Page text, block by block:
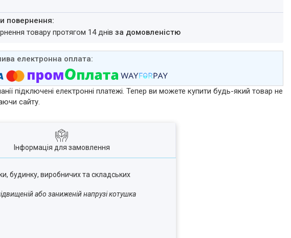
товару протягом 14 днівза домовленістю
підключені електронні платежі. Тепер ви можете купити будь-який товар не
сайту.
Інформація для замовлення
будинку, виробничих та складських
або заниженій напрузі котушка